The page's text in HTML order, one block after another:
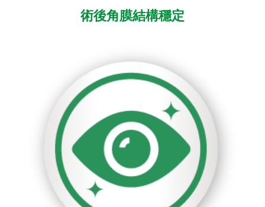
術後角膜結構穩定